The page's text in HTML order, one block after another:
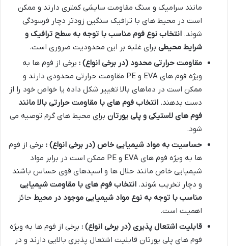
مانند سرامیک و سنگ مقاومت سایشی کمتری دارند و ممکن
است در محیط های با ترافیک سنگین زودتر دچار فرسودگی
شوند. انتخاب نوع فوم مناسب با توجه به سطح ترافیک و
شرایط محیطی برای غلبه بر این محدودیت ضروری است.
مقاومت حرارتی محدود (در برخی انواع) : برخی از فوم ها به
ویژه فوم های
و
مقاومت حرارتی محدودی دارند و
ممکن است در دماهای بالا تغییر شکل داده یا خواص خود را از
دست بدهند. انتخاب فوم های با مقاومت حرارتی بالا مانند
فوم های لاستیکی و پلی یورتان برای محیط های گرم توصیه می
شود.
حساسیت به مواد شیمیایی خاص (در برخی انواع) : برخی از فوم
ها به ویژه فوم های
و
ممکن است در برابر مواد
شیمیایی خاص مانند حلال ها و اسیدهای قوی حساس باشند
و دچار تخریب شوند. انتخاب فوم های با مقاومت شیمیایی
مناسب با توجه به نوع مواد شیمیایی موجود در محیط حائز
اهمیت است.
قابلیت اشتعال پذیری (در برخی انواع) : برخی از فوم ها به ویژه
فوم های پلی یورتان قابلیت اشتعال پذیری بالایی دارند و در